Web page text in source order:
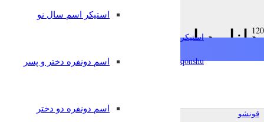
استیکرساز
qonshu@
استیکر اسم سال نو
اسم دونفره دختر و پسر
اسم دونفره دو دختر
دانلود استیکر اسم صالح
تلگرام
قونشو